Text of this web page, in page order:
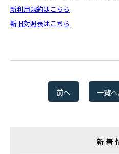
Web請求書
INVOICE
CONTACT
スター
複合機などのOA機
新利用規約はこちら
新旧対照表はこちら
前へ 一覧
新着